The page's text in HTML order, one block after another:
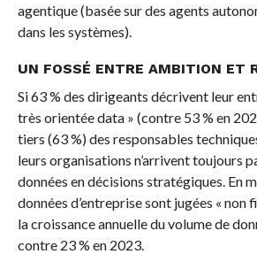
agentique (basée sur des agents
dans les systèmes).
UN FOSSÉ ENTRE AMBITION ET
Si 63 % des dirigeants décrivent leur
très orientée data » (contre 53 % en
tiers (63 %) des responsables
leurs organisations n’arrivent toujours
données en décisions stratégiques. En
données d’entreprise sont jugées « non
la croissance annuelle du volume de
contre 23 % en 2023.